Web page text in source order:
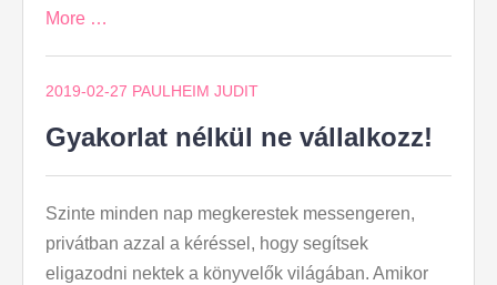
More …
2019-02-27 PAULHEIM JUDIT
Gyakorlat nélkül ne vállalkozz!
Szinte minden nap megkerestek messengeren,
privátban azzal a kéréssel, hogy segítsek
eligazodni nektek a könyvelők világában. Amikor